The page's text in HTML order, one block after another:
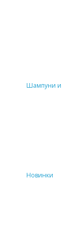
Шампуни и
Новинки